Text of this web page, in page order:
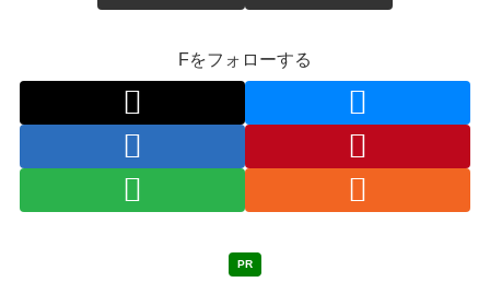
Fをフォローする
PR